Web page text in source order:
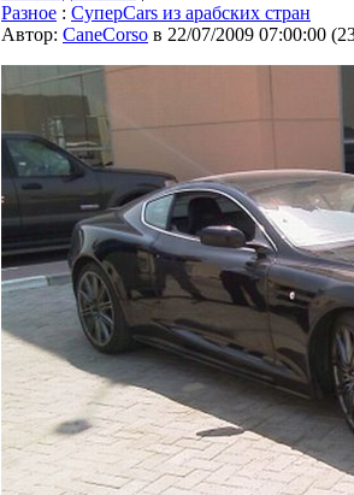
Разное : СуперCars из арабских стран
Автор: CaneCorso в 22/07/2009 07:00:00 (